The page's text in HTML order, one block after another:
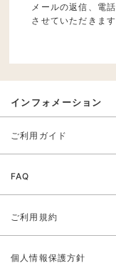
メールの返信、電
させていただきます
インフォメーション
ご利用ガイド
FAQ
ご利用規約
個人情報保護方針